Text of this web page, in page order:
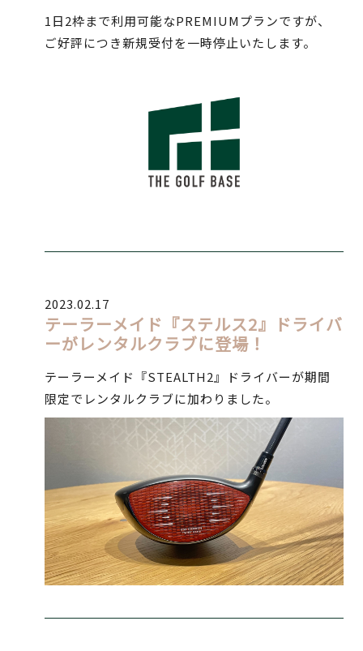
1日2枠まで利用可能なPREMIUMプランですが、
ご好評につき新規受付を一時停止いたします。
2023.02.17
テーラーメイド『ステルス2』ドライバ
ーがレンタルクラブに登場！
テーラーメイド『STEALTH2』ドライバーが期間
限定でレンタルクラブに加わりました。